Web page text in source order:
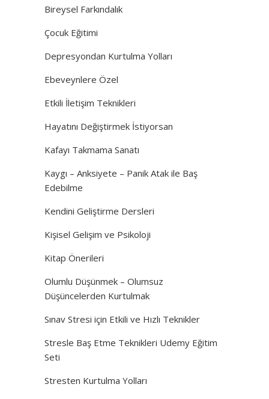
Bireysel Farkındalık
Çocuk Eğitimi
Depresyondan Kurtulma Yolları
Ebeveynlere Özel
Etkili İletişim Teknikleri
Hayatını Değiştirmek İstiyorsan
Kafayı Takmama Sanatı
Kaygı – Anksiyete – Panik Atak ile Baş
Edebilme
Kendini Geliştirme Dersleri
Kişisel Gelişim ve Psikoloji
Kitap Önerileri
Olumlu Düşünmek – Olumsuz
Düşüncelerden Kurtulmak
Sınav Stresi için Etkili ve Hızlı Teknikler
Stresle Baş Etme Teknikleri Udemy Eğitim
Seti
Stresten Kurtulma Yolları